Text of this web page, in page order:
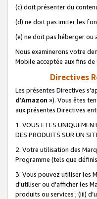
(c) doit présenter du
(d) ne doit pas imiter les
(e) ne doit pas héberger ou
Nous examinerons votre
Mobile acceptée aux fins de
Directives
Les présentes Directives
d'Amazon »). Vous êtes
aux présentes Directives
1. VOUS ETES
DES PRODUITS SUR UN
2. Votre utilisation des
Programme (tels que
3. Vous pouvez utiliser les
d'utiliser ou d'afficher les
produits ou services ; (iii)